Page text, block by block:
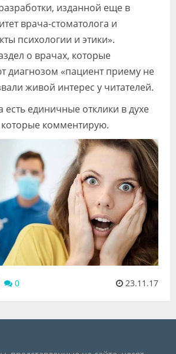
изданной еще в
врача-стоматолога и
психологии и этики».
о врачах, которые
диагнозом «пациент приему не
живой интерес у читателей.
есть единичные отклики в духе
комментирую.
0 23.11.17